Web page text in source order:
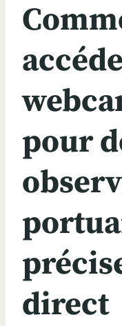
pour
direct